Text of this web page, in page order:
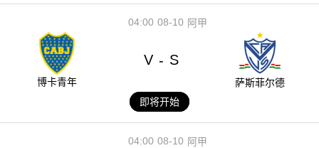
08-10
04:00 阿甲
博卡青年
V - S
萨斯菲尔德
即将开始
08-10
04:00 阿甲